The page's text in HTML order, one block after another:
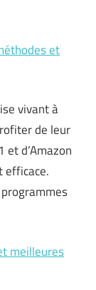
et
vivant à
de leur
d’Amazon
efficace.
meilleures